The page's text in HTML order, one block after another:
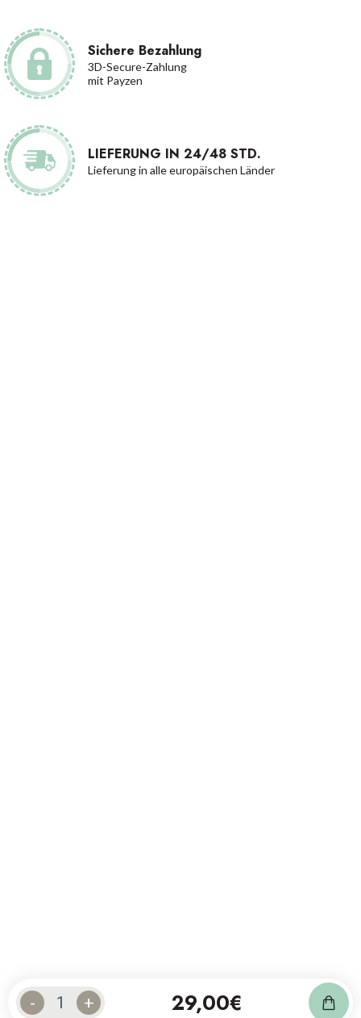
- + 29,00€
Sichere Bezahlung
3D-Secure-Zahlung
mit Payzen
LIEFERUNG IN 24/48 STD.
Lieferung in alle europäischen Länder